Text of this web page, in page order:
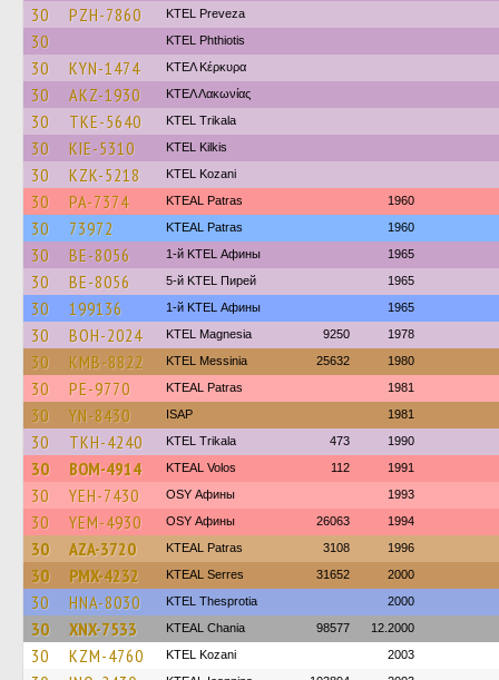
30 PZH-7860 KTEL Preveza
30 ΚΤΕL Phthiotis
30 KYN-1474 ΚΤΕΛ Κέρκυρα
30 AKZ-1930 ΚΤΕΛ Λακωνίας
30 TKE-5640 ΚΤΕL Τrikala
30 KIE-5310 KTEL Kilkis
30 KZK-5218 ΚΤΕL Kozani
30 PA-7374 KTEAL Patras 1960
30 73972 KTEAL Patras 1960
30 BE-8056 1-й KTEL Афины 1965
30 BE-8056 5-й KTEL Пирей 1965
30 199136 1-й KTEL Афины 1965
30 BOH-2024 ΚΤΕL Magnesia 9250 1978
30 KMB-8822 KTEL Messinia 25632 1980
30 PE-9770 KTEAL Patras 1981
30 YN-8430 ISAP 1981
30 TKH-4240 ΚΤΕL Τrikala 473 1990
30 BOM-4914 KTEAL Volos 112 1991
30 YEH-7430 OSY Афины 1993
30 YEM-4930 OSY Афины 26063 1994
30 AZA-3720 KTEAL Patras 3108 1996
30 PMX-4232 KTEAL Serres 31652 2000
30 HNA-8030 KTEL Thesprotia 2000
30 XNX-7533 KTEAL Chania 98577 12.2000
30 KZM-4760 ΚΤΕL Kozani 2003